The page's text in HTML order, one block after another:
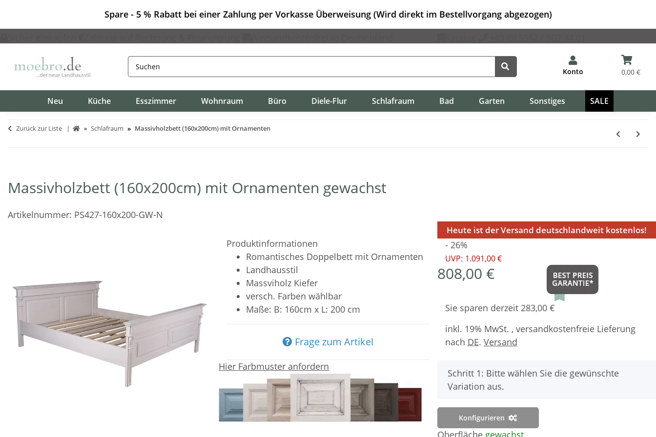
Spare - 5 % Rabatt bei einer Zahlung per Vorkasse Überweisung (Wird direkt im Bestellvorgang abgezogen)
Konto 0,00 €
Neu Küche Esszimmer Wohnraum Büro Diele-Flur Schlafraum Bad Garten Sonstiges SALE
Zurück zur Liste Schlafraum Massivholzbett (160x200cm) mit Ornamenten
Massivholzbett (160x200cm) mit Ornamenten gewachst
Artikelnummer: PS427-160x200-GW-N
Produktinformationen
Romantisches Doppelbett mit Ornamenten
Landhausstil
Massviholz Kiefer
versch. Farben wählbar
Maße: B: 160cm x L: 200 cm
Frage zum Artikel
Hier Farbmuster anfordern
Heute ist der Versand deutschlandweit kostenlos!
- 26%
UVP: 1.091,00 €
808,00 €
Sie sparen derzeit 283,00 €
inkl. 19% MwSt. , versandkostenfreie Lieferung
nach DE. Versand
x
Schritt 1: Bitte wählen Sie die gewünschte
Variation aus.
Konfigurieren
Oberfläche gewachst